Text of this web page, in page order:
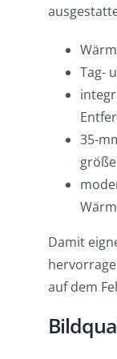
Tag-
35-
Damit
auf dem